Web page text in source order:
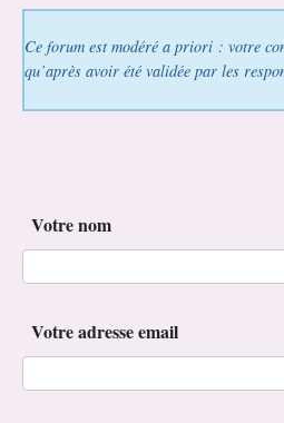
Ce forum est modéré a priori : votre
qu’après avoir été validée par les
Votre nom
Votre adresse email